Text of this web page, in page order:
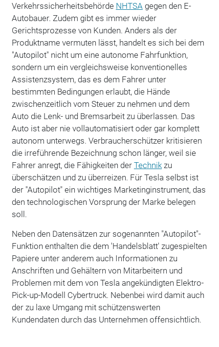
Verkehrssicherheitsbehörde NHTSA gegen den E-
Autobauer. Zudem gibt es immer wieder
Gerichtsprozesse von Kunden. Anders als der
Produktname vermuten lässt, handelt es sich bei dem
"Autopilot" nicht um eine autonome Fahrfunktion,
sondern um ein vergleichsweise konventionelles
Assistenzsystem, das es dem Fahrer unter
bestimmten Bedingungen erlaubt, die Hände
zwischenzeitlich vom Steuer zu nehmen und dem
Auto die Lenk- und Bremsarbeit zu überlassen. Das
Auto ist aber nie vollautomatisiert oder gar komplett
autonom unterwegs. Verbraucherschützer kritisieren
die irreführende Bezeichnung schon länger, weil sie
Fahrer anregt, die Fähigkeiten der Technikzu
überschätzen und zu überreizen. Für Tesla selbst ist
der "Autopilot" ein wichtiges Marketinginstrument, das
den technologischen Vorsprung der Marke belegen
soll.
Neben den Datensätzen zur sogenannten "Autopilot"-
Funktion enthalten die dem 'Handelsblatt' zugespielten
Papiere unter anderem auch Informationen zu
Anschriften und Gehältern von Mitarbeitern und
Problemen mit dem von Tesla angekündigten Elektro-
Pick-up-Modell Cybertruck. Nebenbei wird damit auch
der zu laxe Umgang mit schützenswerten
Kundendaten durch das Unternehmen offensichtlich.